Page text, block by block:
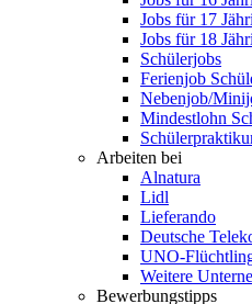
Jobs für 17
Jobs für 18
Schülerjobs
Ferienjob
Nebenjob/
Mindestlohn
Arbeiten bei
Alnatura
Lidl
Lieferando
Deutsche
UNO-
Weitere
Bewerbungstipps